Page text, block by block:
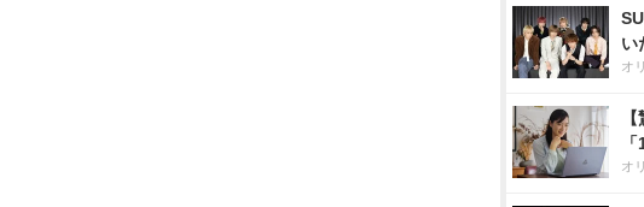
い
オ
オ